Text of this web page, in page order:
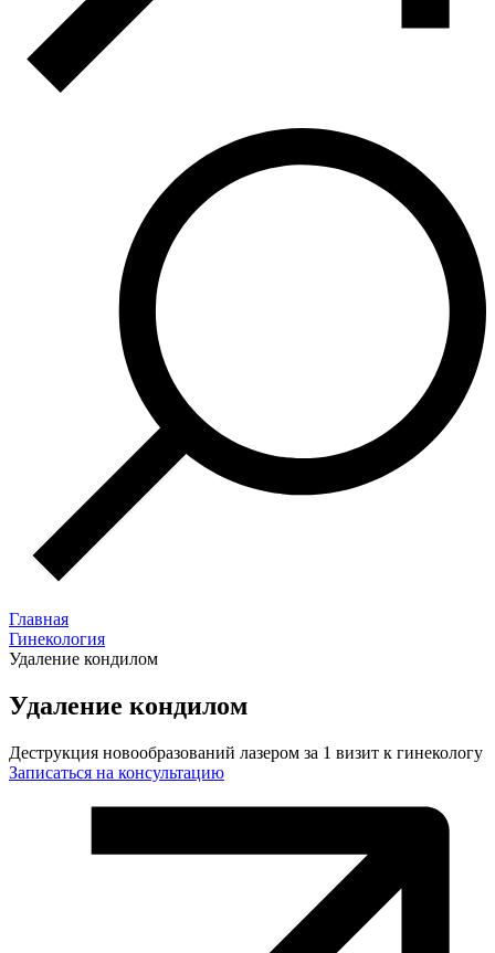
Главная
Гинекология
Удаление кондилом
Удаление кондилом
Деструкция новообразований лазером за 1 визит к гинекологу
Записаться на консультацию